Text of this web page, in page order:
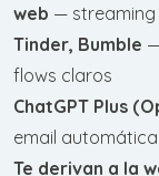
web — streaming
Tinder, Bumble
flows claros
ChatGPT Plus
email automática
Te derivan a la